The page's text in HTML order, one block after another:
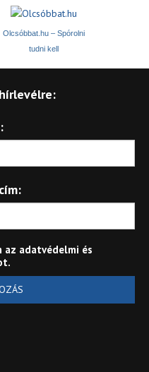
Olcsóbbat.hu – Spórolni
tudni kell
az adatvédelmi és
.